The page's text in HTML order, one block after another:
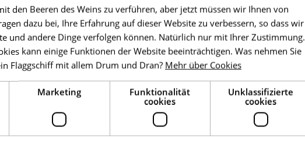
Leaflet|© Seznam.cz a.s. a další
den Beeren des Weins zu verführen, aber jetzt müssen wir Ihnen von
dazu bei, Ihre Erfahrung auf dieser Website zu verbessern, so dass wir
und andere Dinge verfolgen können. Natürlich nur mit Ihrer Zustimmung.
kann einige Funktionen der Website beeinträchtigen. Was nehmen Sie
Flaggschiff mit allem Drum und Dran? Mehr über Cookies
Marketing
Funktionalität
cookies
Unklassifizierte
cookies